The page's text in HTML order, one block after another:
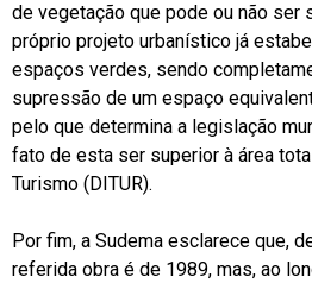
de vegetação que pode ou não ser
próprio projeto urbanístico já
espaços verdes, sendo
supressão de um espaço
pelo que determina a legislação
fato de esta ser superior à área
Turismo (DITUR).
Por fim, a Sudema esclarece que,
referida obra é de 1989, mas, ao